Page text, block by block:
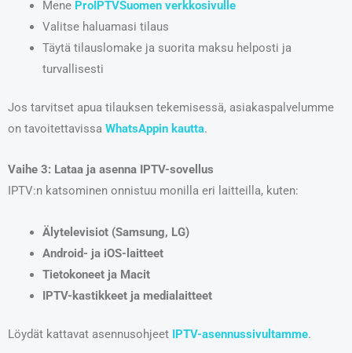
Mene ProIPTVSuomen verkkosivulle
Valitse haluamasi tilaus
Täytä tilauslomake ja suorita maksu helposti ja
turvallisesti
Jos tarvitset apua tilauksen tekemisessä, asiakaspalvelumme
on tavoitettavissa WhatsAppin kautta.
Vaihe 3: Lataa ja asenna IPTV-sovellus
IPTV:n katsominen onnistuu monilla eri laitteilla, kuten:
Älytelevisiot (Samsung, LG)
Android- ja iOS-laitteet
Tietokoneet ja Macit
IPTV-kastikkeet ja medialaitteet
Löydät kattavat asennusohjeet IPTV-asennussivultamme.